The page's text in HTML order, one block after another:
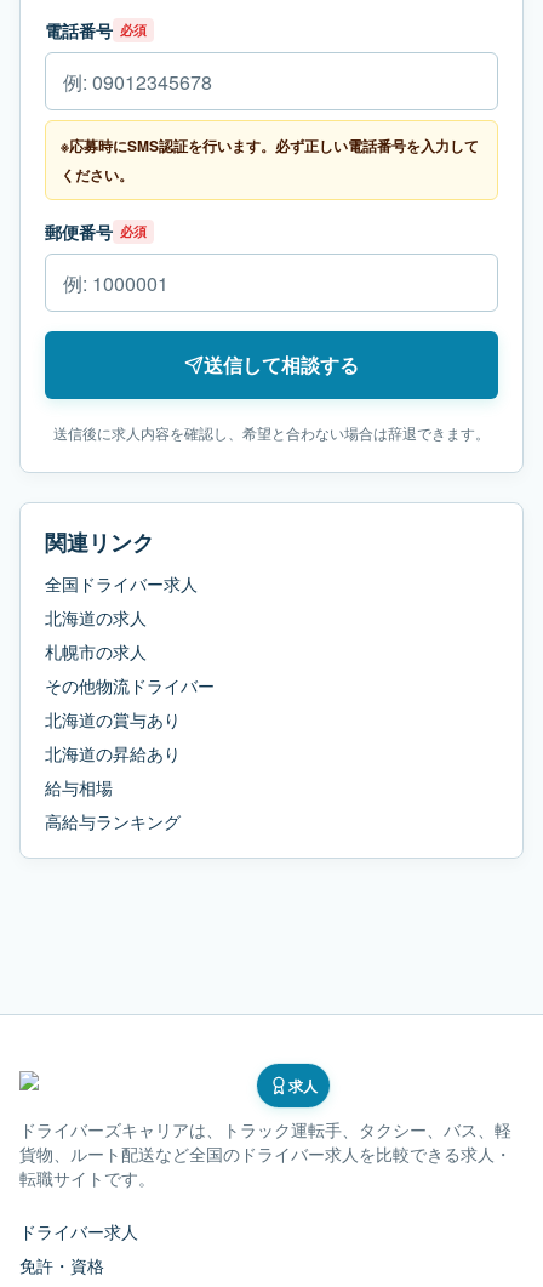
電話番号 必須
※応募時にSMS認証を行います。必ず正しい電話番号を入力して
ください。
郵便番号 必須
送信して相談する
送信後に求人内容を確認し、希望と合わない場合は辞退できます。
関連リンク
全国ドライバー求人
北海道の求人
札幌市の求人
その他物流ドライバー
北海道の賞与あり
北海道の昇給あり
給与相場
高給与ランキング
求人
ドライバーズキャリアは、トラック運転手、タクシー、バス、軽
貨物、ルート配送など全国のドライバー求人を比較できる求人・
転職サイトです。
ドライバー求人
免許・資格